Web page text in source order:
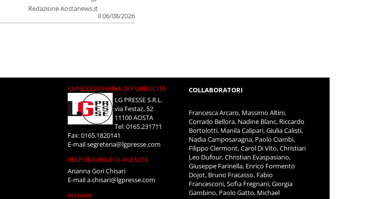
Redazione Aostanews.it
il 06/08/2026
CONCESSIONARIA DI PUBBLICITÀ
LG PRESSE S.R.L.
via Festaz, 52
11100 AOSTA
Tel: 0165.231711
Fax: 0165.1820141
E-mailsegreteria@lgpresse.com
RESPONSABILE DI AGENZIA
Arianna Gori Chisari
E-maila.chisari@lgpresse.com
Account
COLLABORATORI
Francesca Arcaro, Massimo Altini,
Corrado Bellora, Nadine Blanc, Riccardo
Bortolotti, Manila Calipari, Giulia Calisti,
Nadia Camposaragna, Paolo Ciambi,
Filippo Clermont, Carol Di Vito, Christian
Leo Dufour, Christian Evaspasiano,
Giuseppe Farinella, Enrico Formento
Dojot, Bruno Fracasso, Fabio
Francesconi, Sofia Fregnani, Giorgia
Gambino, Paolo Gatto, Michael